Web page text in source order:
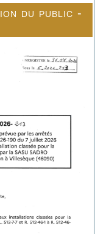
du public -